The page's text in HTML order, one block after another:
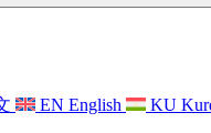
ਸ਼ਰਤਾਂ
EN English KU